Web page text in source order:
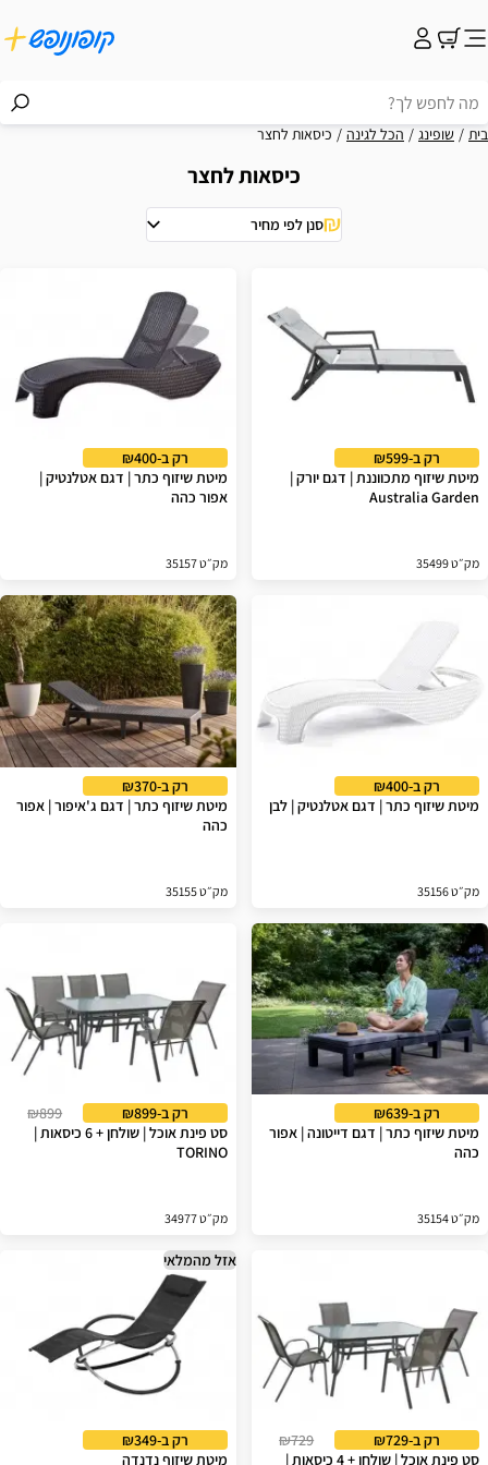
בית שופינג הכל לגינה כיסאות לחצר
כיסאות לחצר
סנן לפי מחיר
רק ב-₪599
מיטת שיזוף מתכווננת | דגם יורק |
Australia Garden
מק״ט 35499
רק ב-₪400
מיטת שיזוף כתר | דגם אטלנטיק |
אפור כהה
מק״ט 35157
רק ב-₪400
מיטת שיזוף כתר | דגם אטלנטיק | לבן
מק״ט 35156
רק ב-₪370
מיטת שיזוף כתר | דגם ג'איפור | אפור
כהה
מק״ט 35155
רק ב-₪639
מיטת שיזוף כתר | דגם דייטונה | אפור
כהה
מק״ט 35154
רק ב-₪899
₪899
סט פינת אוכל | שולחן + 6 כיסאות |
TORINO
מק״ט 34977
רק ב-₪729
₪729
סט פינת אוכל | שולחן + 4 כיסאות |
אזל מהמלאי
רק ב-₪349
מיטת שיזוף נדנדה